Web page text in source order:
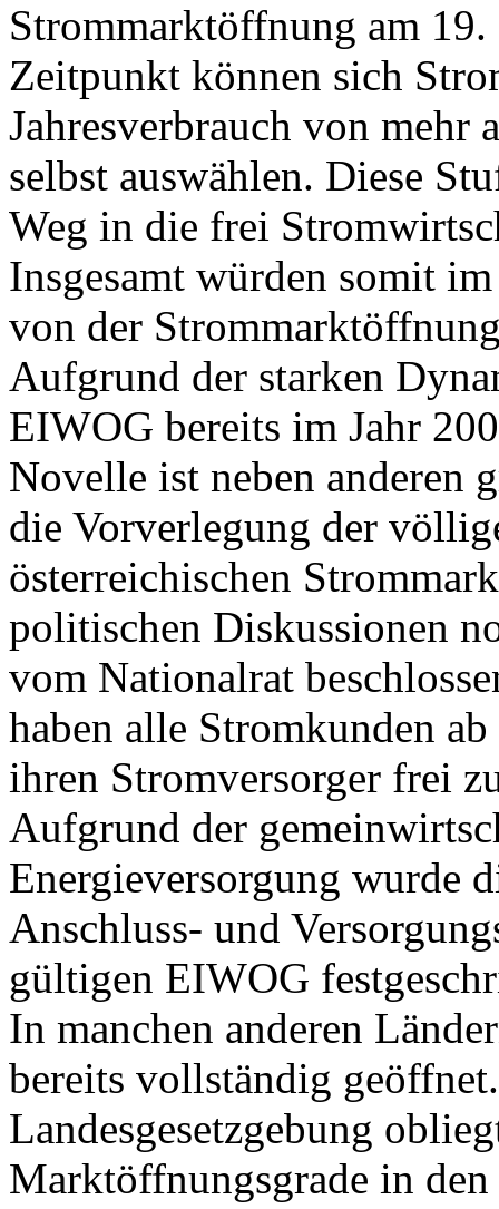
Strommarktöffnung am
Zeitpunkt können sich
Jahresverbrauch von mehr
selbst auswählen. Diese
Weg in die frei
Insgesamt würden somit
von der
Aufgrund der starken
EIWOG bereits im Jahr
Novelle ist neben anderen
die Vorverlegung der
österreichischen
politischen Diskussionen
vom Nationalrat
haben alle Stromkunden
ihren Stromversorger frei
Aufgrund der
Energieversorgung wurde
Anschluss- und
gültigen EIWOG
In manchen anderen
bereits vollständig
Landesgesetzgebung
Marktöffnungsgrade in den